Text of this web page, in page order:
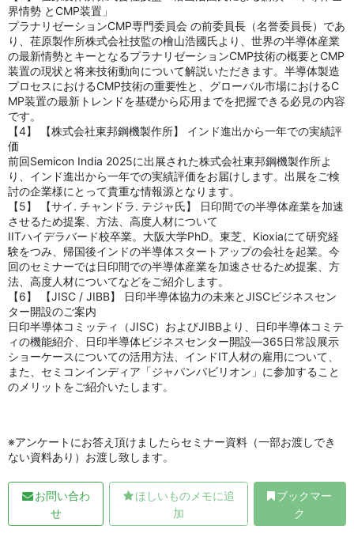
界情勢 とCMP装置」
プラナリゼーションCMP専門委員会 の前委員長（名誉委員長）であ
り、荏原製作所株式会社技監の檜山浩國氏より、世界の半導体産業
の最新情勢とキーとなるプラナリゼーションCMP技術の概要とCMP
装置の現状と将来技術動向について解説いただきます。半導体製造
プロセスにおけるCMP技術の重要性と、グローバル市場におけるC
MP装置の最新トレンドを基礎から応用までを把握できる必見の内容
です。
【4】 【株式会社東邦鋼機製作所】 インド進出から一年での実績評
価
前回Semicon India 2025に出展された株式会社東邦鋼機製作所よ
り、インド進出から一年での実績評価をお届けします。出展をご検
討の企業様にとって貴重な情報源となります。
【5】 【サイ. チャンドラ. テジャ氏】 日印間での半導体産業を加速
させるため提案、方法、高度人材について
IITハイデラバード校卒業。大阪大学PhD。東芝、Kioxiaにて研究経
験をつみ、帰国後インドの半導体スタートアップの会社を起業。今
回のセミナーでは日印間での半導体産業を加速させるため提案、方
法、高度人材についてなどをご紹介します。
【6】 【JISC / JIBB】 日印半導体協力の未来とJISCビジネスセン
ター開設のご案内
日印半導体コミッティ（JISC）およびJIBBより、日印半導体コミテ
ィの機能紹介、日印半導体ビジネスセンター開設―365日常設展示
ショーケースについての活用方法、インドIT人材の雇用について、
また、セミコンインディア「ジャパンパビリオン」に参加すること
のメリットをご紹介いたします。
※アンケートにお答え頂けましたらセミナー資料（一部お渡しでき
ない資料あり）お渡し致します。
お問い合わ
せ
ほしいものメモに追
加
ブックマー
ク